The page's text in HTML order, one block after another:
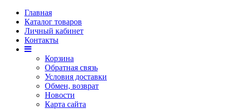
Главная
Каталог товаров
Личный кабинет
Контакты
Корзина
Обратная связь
Условия доставки
Обмен, возврат
Новости
Карта сайта